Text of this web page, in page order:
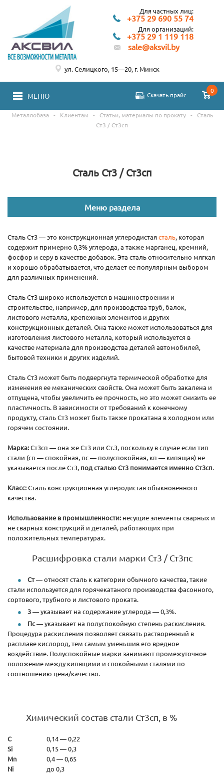
Для частных лиц:
+375 29 690 55 74
Для организаций:
+375 29 1 119 118
sale@aksvil.by
МЕНЮ Скачать прайс
0
ул. Селицкого, 15—20, г. Минск
Металлобаза - Клиентам - Статьи, материалы по прокату -
Сталь
Ст3 / Ст3сп
Сталь Ст3 / Ст3сп
Меню раздела
Сталь Ст3 — это конструкционная углеродистая сталь, которая
содержит примерно 0,3% углерода, а также марганец, кремний,
фосфор и серу в качестве добавок. Эта сталь относительно мягкая
и хорошо обрабатывается, что делает ее популярным выбором
для различных применений.
Сталь Ст3 широко используется в машиностроении и
строительстве, например, для производства труб, балок,
листового металла, крепежных элементов и других
конструкционных деталей. Она также может использоваться для
изготовления листового металла, который используется в
качестве материала для производства деталей автомобилей,
бытовой техники и других изделий.
Сталь Ст3 может быть подвергнута термической обработке для
изменения ее механических свойств. Она может быть закалена и
отпущена, чтобы увеличить ее прочность, но это может снизить ее
пластичность. В зависимости от требований к конечному
продукту, сталь Ст3 может быть также прокатана в холодном или
горячем состоянии.
Марка:Ст3сп — она же Ст3 или Ст.3, поскольку в случае если тип
стали (сп — спокойная, пс — полуспокойная, кп — кипящая) не
указывается после Ст3, под сталью Ст3 понимается именно Ст3сп.
Класс:Сталь конструкционная углеродистая обыкновенного
качества.
Использование в промышленности: несущие элементы сварных и
не сварных конструкций и деталей, работающих при
положительных температурах.
Расшифровка стали марки Ст3 / Ст3пс
Ст— относят сталь к категории обычного качества, такие
стали используется для горячекатаного производства фасонного,
сортового, трубного и листового проката.
3— указывает на содержание углерода — 0,3%.
Пс— указывает на полуспокойную степень раскисления.
Процедура раскисления позволяет связать растворенный в
расплаве кислород, тем самым уменьшив его вредное
воздействие. Полуспокойные марки занимают промежуточное
положение между кипящими и спокойными сталями по
соотношению цена/качество.
Химический состав стали Ст3сп, в %
C
0,14 — 0,22
Si
0,15 — 0,3
Mn
0,4 — 0,65
Ni
до 0,3